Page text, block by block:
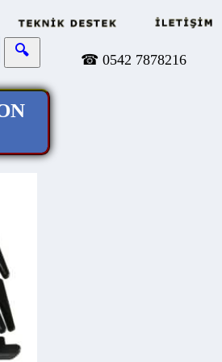
0542 7878216